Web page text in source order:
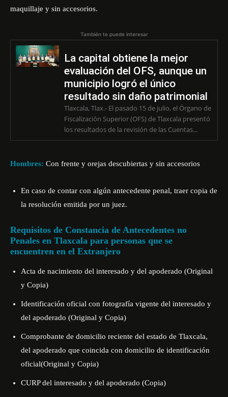
maquillaje y sin accesorios.
También te puede interesar
La capital obtiene la mejor
evaluación del OFS, aunque un
municipio logró el único
resultado sin daño patrimonial
Tlaxcala, Tlax.- El pasado 15 de julio, el Órgano de
Fiscalización Superior (OFS) de Tlaxcala presentó
los resultados de la revisión de las Cuentas...
Hombres: Con frente y orejas descubiertas y sin accesorios
En caso de contar con algún antecedente penal, traer copia de
la resolución emitida por un juez.
Requisitos de Constancia de Antecedentes no
Penales en Tlaxcala para personas que se
encuentren en el Extranjero
Acta de nacimiento del interesado y del apoderado (Original
y Copia)
Identificación oficial con fotografía vigente del interesado y
del apoderado (Original y Copia)
Comprobante de domicilio reciente del estado de Tlaxcala,
del apoderado que coincida con domicilio de identificación
oficial(Original y Copia)
CURP del interesado y del apoderado (Copia)